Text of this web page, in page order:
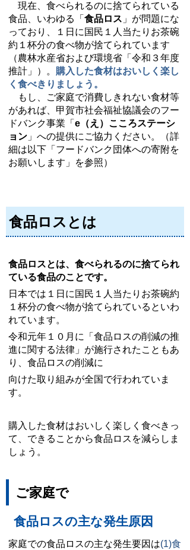
現在、食べられるのに捨てられている
食品、いわゆる「 食品ロス 」が問題にな
っており、１日に国民１人当たりお茶碗
約１杯分の食べ物が捨てられています
（農林水産省および環境省「令和３年度
推計」）。 購入した食材はおいしく楽し
く食べきりましょう。
もし、ご家庭で消費しきれない食材等
があれば、甲賀市社会福祉協議会のフー
ドバンク事業「 e（え）こころステーシ
ョン 」への提供にご協力ください。（詳
細は以下「フードバンク団体への寄附を
お願いします」を参照）
食品ロスとは
食品ロスとは、食べられるのに捨てられ
ている食品のことです。
日本では１日に国民１人当たりお茶碗約
１杯分の食べ物が捨てられているといわ
れています。
令和元年１０月に「食品ロスの削減の推
進に関する法律」が施行されたこともあ
り、食品ロスの削減に
向けた取り組みが全国で行われていま
す。
購入した食材はおいしく楽しく食べきっ
て、できることから食品ロスを減らしま
しょう。
ご家庭で
食品ロスの主な発生原因
家庭での食品ロスの主な発生要因は(1)食